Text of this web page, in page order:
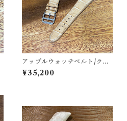
アップルウォッチベルト/クロ
コダイル・竹腑・ベージュ・
フラット（For 42/44/45/46/
¥35,200